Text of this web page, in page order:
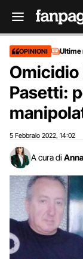
OPINIONI Ultime
Omicidio
Pasetti:
5 Febbraio 2022 14:02
A cura di